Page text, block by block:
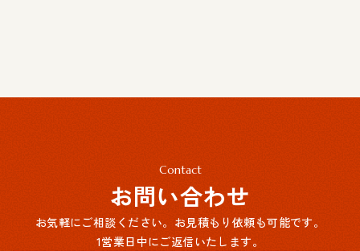
Contact
お問い合わせ
お気軽にご相談ください。お見積もり依頼も可能です。
1営業日中にご返信いたします。